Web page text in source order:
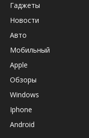
Гаджеты
Новости
Авто
Мобильный
Apple
Обзоры
Windows
Iphone
Android